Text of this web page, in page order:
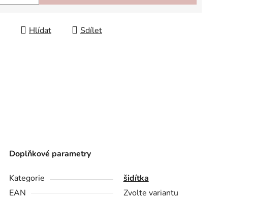
Hlídat Sdílet
Doplňkové parametry
Kategorie
šidítka
EAN
Zvolte variantu